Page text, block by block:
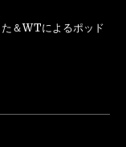
た＆WTによるポッド